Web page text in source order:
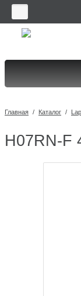
Главная / Каталог /
H07RN-F